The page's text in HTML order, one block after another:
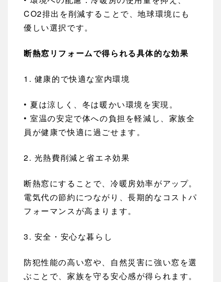
CO2排出を削減することで、地球環境にも
優しい選択です。
断熱窓リフォームで得られる具体的な効果
1. 健康的で快適な室内環境
• 夏は涼しく、冬は暖かい環境を実現。
• 室温の安定で体への負担を軽減し、家族全
員が健康で快適に過ごせます。
2. 光熱費削減と省エネ効果
断熱窓にすることで、冷暖房効率がアップ。
電気代の節約につながり、長期的なコストパ
フォーマンスが高まります。
3. 安全・安心な暮らし
防犯性能の高い窓や、自然災害に強い窓を選
ぶことで、家族を守る安心感が得られます。